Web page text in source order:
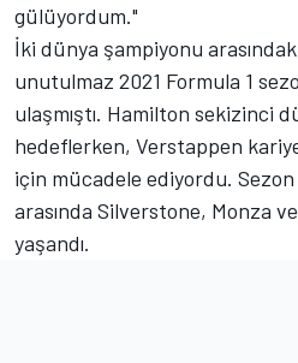
gülüyordum."
İki dünya şampiyonu
unutulmaz 2021 Formula 1
ulaşmıştı. Hamilton sekizinci
hedeflerken, Verstappen
için mücadele ediyordu.
arasında Silverstone, Monza
yaşandı.